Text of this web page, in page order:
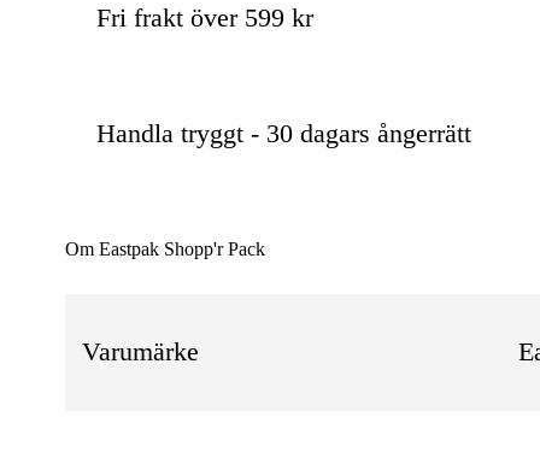
Fri frakt över 599 kr
Handla tryggt - 30 dagars ångerrätt
Om Eastpak Shopp'r Pack
Varumärke